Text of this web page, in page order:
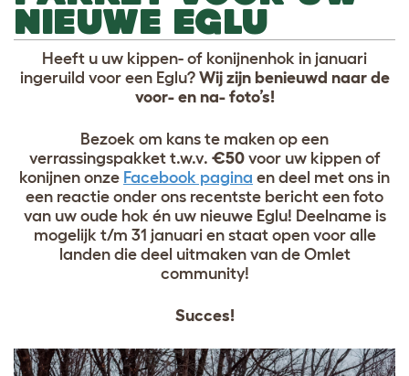
NIEUWE EGLU
Heeft u uw kippen- of konijnenhok in januari
ingeruild voor een Eglu? Wij zijn benieuwd naar de
voor- en na- foto’s!
Bezoek om kans te maken op een
verrassingspakket t.w.v. €50 voor uw kippen of
konijnen onze Facebook pagina en deel met ons in
een reactie onder ons recentste bericht een foto
van uw oude hok én uw nieuwe Eglu! Deelname is
mogelijk t/m 31 januari en staat open voor alle
landen die deel uitmaken van de Omlet
community!
Succes!